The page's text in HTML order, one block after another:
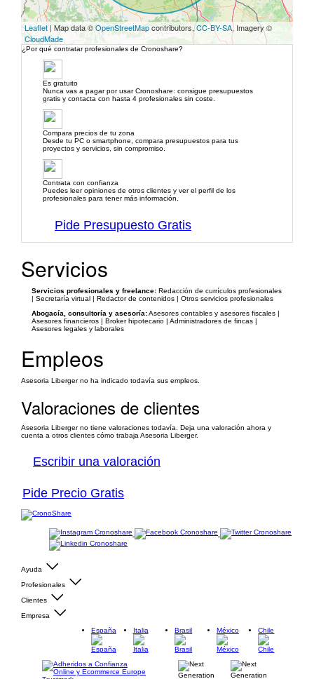
Leaflet| Map data ©OpenStreetMapcontributors,CC-BY-SA, Imagery ©
CloudMade
¿Por qué contratar profesionales de Cronoshare?
Es gratuito
Nunca vas a pagar por usar Cronoshare: consigue presupuestos
gratis y contacta con hasta 4 profesionales sin coste.
Compara precios de tu zona
Desde tu PC o smartphone, compara presupuestos para tus
proyectos y servicios, sin compromiso.
Contrata con confianza
Puedes leer opiniones de otros clientes y ver el perfil de los
profesionales para tener más información.
Pide Presupuesto Gratis
Servicios
Servicios profesionales y freelance: Redacción de currículos profesionales
| Secretaría virtual | Redactor de contenidos | Otros servicios profesionales
Abogacía, consultoría y asesoría:Asesores contables y asesores fiscales |
Asesores financieros | Broker hipotecario | Administradores de fincas |
Asesores legales y laborales
Empleos
Asesoria Liberger no ha indicado todavía sus empleos.
Valoraciones de clientes
Asesoria Liberger no tiene valoraciones todavía. Deja una valoración ahora y
cuenta a otros clientes cómo trabaja Asesoria Liberger.
Escribir una valoración
Pide Precio Gratis
Ayuda
Profesionales
Clientes
Empresa
España
Italia Brasil México Chile